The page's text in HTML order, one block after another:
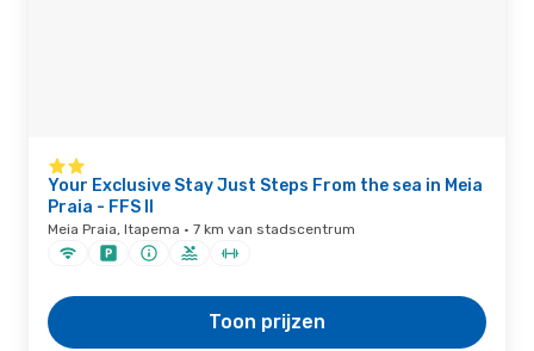
Your Exclusive Stay Just Steps From the sea in Meia
Praia - FFS II
Meia Praia, Itapema · 7 km van stadscentrum
Toon prijzen